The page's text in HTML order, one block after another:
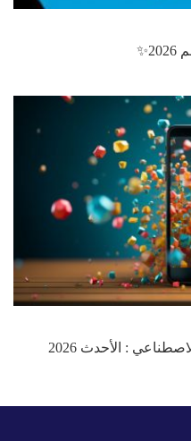
: الأحدث 2026